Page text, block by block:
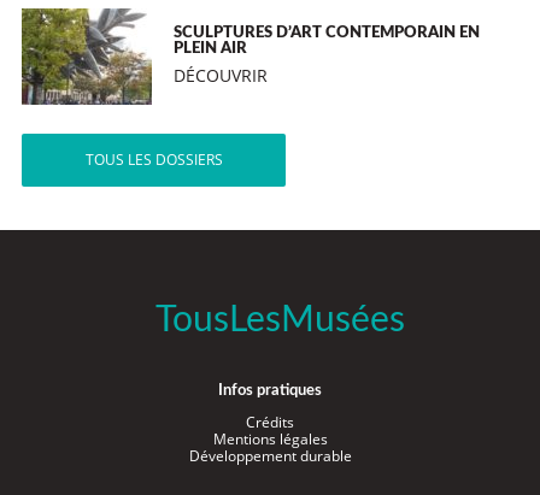
SCULPTURES D’ART CONTEMPORAIN EN
PLEIN AIR
DÉCOUVRIR
TOUS LES DOSSIERS
TousLesMusées
Infos pratiques
Crédits
Mentions légales
Développement durable